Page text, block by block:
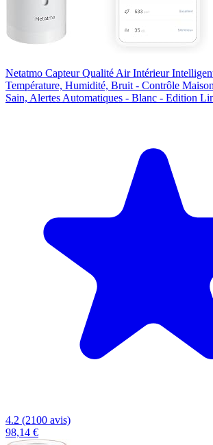
Netatmo Capteur Qualité Air Intérieur
Température, Humidité, Bruit - Contrôle
Sain, Alertes Automatiques - Blanc - Edition
4.2 (2100 avis)
98,14 €